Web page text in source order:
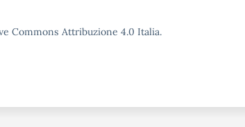
Commons Attribuzione 4.0 Italia.